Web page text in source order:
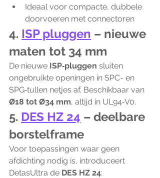
Ideaal voor compacte, dubbele
doorvoeren met connectoren
4. ISP pluggen – nieuwe
maten tot 34 mm
De nieuwe ISP‑pluggen sluiten
ongebruikte openingen in SPC- en
SPG‑tullen netjes af. Beschikbaar van
Ø18 tot Ø34 mm, altijd in UL94‑V0.
5. DES HZ 24 – deelbare
borstelframe
Voor toepassingen waar geen
afdichting nodig is, introduceert
DetasUltra de DES HZ 24: